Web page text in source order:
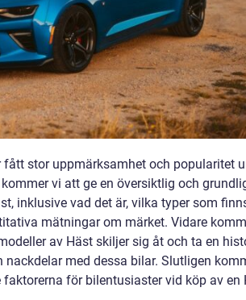
stor uppmärksamhet och popularitet
vi att ge en översiktlig och
inklusive vad det är, vilka typer som
mätningar om märket. Vidare
av Häst skiljer sig åt och ta en
nackdelar med dessa bilar. Slutligen
för bilentusiaster vid köp av en